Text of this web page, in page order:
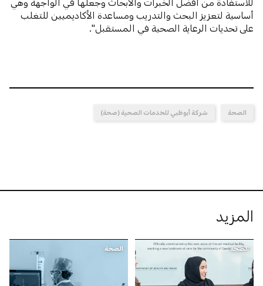
أساسية لتعزيز البحث والتدريب ومساعدة الأكاديميين للتغلب
على تحديات الرعاية الصحية في المستقبل".
الصحة شركة أبوظبي للخدمات الصحية (صحة)
المزيد
الصحة الصحة